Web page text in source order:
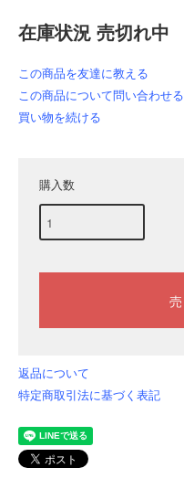
在庫状況 売切れ中
この商品を友達に教える
この商品について問い合わせる
買い物を続ける
購入数
返品について
特定商取引法に基づく表記